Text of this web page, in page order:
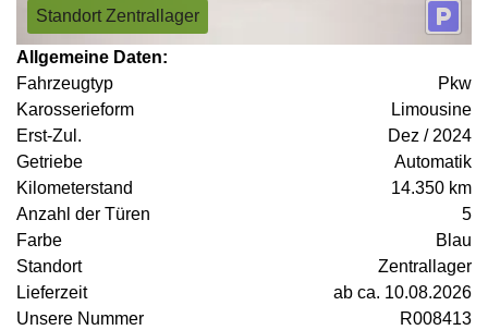
Standort Zentrallager
Allgemeine Daten:
Fahrzeugtyp
Pkw
Karosserieform
Limousine
Erst-Zul.
Dez / 2024
Getriebe
Automatik
Kilometerstand
14.350 km
Anzahl der Türen
5
Farbe
Blau
Standort
Zentrallager
Lieferzeit
ab ca. 10.08.2026
Unsere Nummer
R008413